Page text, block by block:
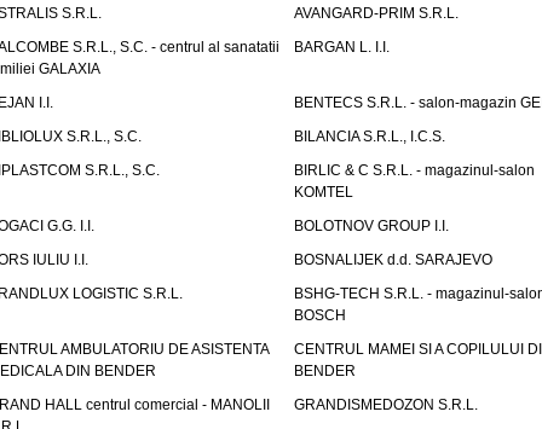
S.R.L.
AVANGARD-PRIM S.R.L.
S.R.L., S.C. - centrul al sanatatii
GALAXIA
BARGAN L. I.I.
I.I.
BENTECS S.R.L. - salon-magazin
S.R.L., S.C.
BILANCIA S.R.L., I.C.S.
S.R.L., S.C.
BIRLIC & C S.R.L. - magazinul-salon
KOMTEL
G.G. I.I.
BOLOTNOV GROUP I.I.
IULIU I.I.
BOSNALIJEK d.d. SARAJEVO
LOGISTIC S.R.L.
BSHG-TECH S.R.L. - magazinul-
BOSCH
AMBULATORIU DE ASISTENTA
DIN BENDER
CENTRUL MAMEI SI A COPILULUI
BENDER
HALL centrul comercial - MANOLII
GRANDISMEDOZON S.R.L.